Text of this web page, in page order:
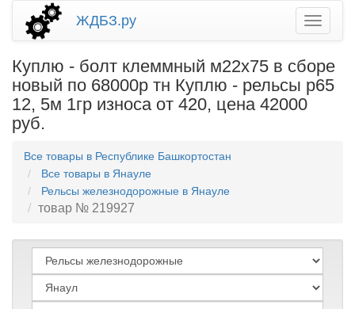
ЖДБЗ.ру
Куплю - болт клеммный м22х75 в сборе
новый по 68000р тн Куплю - рельсы р65
12, 5м 1гр износа от 420, цена 42000
руб.
Все товары в Республике Башкортостан
Все товары в Янауле
Рельсы железнодорожные в Янауле
товар № 219927